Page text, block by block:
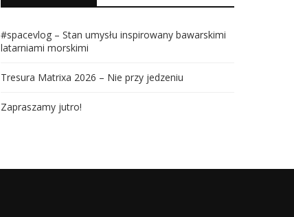
#spacevlog – Stan umysłu inspirowany bawarskimi
latarniami morskimi
Tresura Matrixa 2026 – Nie przy jedzeniu
Zapraszamy jutro!